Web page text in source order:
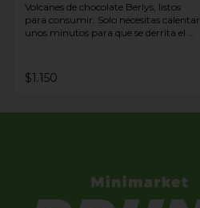
Volcanes de chocolate Berlys, listos
para consumir. Solo necesitas calentar
unos minutos para que se derrita el
$1.150